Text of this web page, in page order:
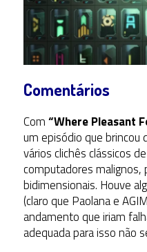
Comentários
Com“Where Pleasant
um episódio que brincou
vários clichês clássicos de
computadores
bidimensionais. Houve
(claro que Paolana e
andamento que iriam
adequada para isso não